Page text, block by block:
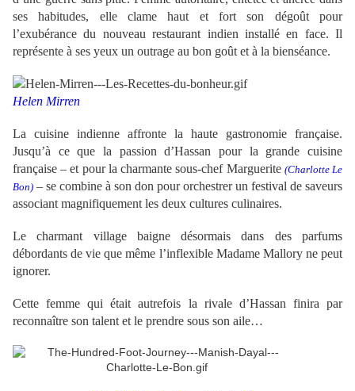
ses habitudes, elle clame haut et fort son dégoût pour
l’exubérance du nouveau restaurant indien installé en face. Il
représente à ses yeux un outrage au bon goût et à la bienséance.
Helen Mirren
La cuisine indienne affronte la haute gastronomie française.
Jusqu’à ce que la passion d’Hassan pour la grande cuisine
française – et pour la charmante sous-chef Marguerite (Charlotte Le
Bon) – se combine à son don pour orchestrer un festival de saveurs
associant magnifiquement les deux cultures culinaires.
Le charmant village baigne désormais dans des parfums
débordants de vie que même l’inflexible Madame Mallory ne peut
ignorer.
Cette femme qui était autrefois la rivale d’Hassan finira par
reconnaître son talent et le prendre sous son aile…